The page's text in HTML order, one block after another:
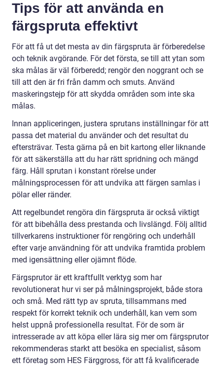
Tips för att använda en
färgspruta effektivt
För att få ut det mesta av din färgspruta är förberedelse
och teknik avgörande. För det första, se till att ytan som
ska målas är väl förberedd; rengör den noggrant och se
till att den är fri från damm och smuts. Använd
maskeringstejp för att skydda områden som inte ska
målas.
Innan appliceringen, justera sprutans inställningar för att
passa det material du använder och det resultat du
eftersträvar. Testa gärna på en bit kartong eller liknande
för att säkerställa att du har rätt spridning och mängd
färg. Håll sprutan i konstant rörelse under
målningsprocessen för att undvika att färgen samlas i
pölar eller ränder.
Att regelbundet rengöra din färgspruta är också viktigt
för att bibehålla dess prestanda och livslängd. Följ alltid
tillverkarens instruktioner för rengöring och underhåll
efter varje användning för att undvika framtida problem
med igensättning eller ojämnt flöde.
Färgsprutor är ett kraftfullt verktyg som har
revolutionerat hur vi ser på målningsprojekt, både stora
och små. Med rätt typ av spruta, tillsammans med
respekt för korrekt teknik och underhåll, kan vem som
helst uppnå professionella resultat. För de som är
intresserade av att köpa eller lära sig mer om färgsprutor
rekommenderas starkt att besöka en specialist, såsom
ett företag som HES Färggross, för att få kvalificerade